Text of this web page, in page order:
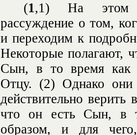
(1,1)
На этом
рассуждение о том,
и переходим к
Некоторые полагают,
Сын, в то время как
Отцу. (2) Однако они
действительно
что он есть Сын, в
образом, и для